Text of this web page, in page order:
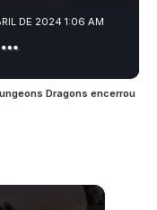
DE 2024 1:06 AM
Dragons encerrou